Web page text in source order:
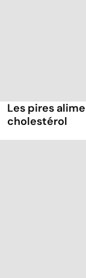
Les pires
cholestérol